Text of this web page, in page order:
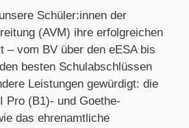
Schüler:innen der
(AVM) ihre erfolgreichen
– vom BV über den eESA bis
besten Schulabschlüssen
Leistungen gewürdigt: die
Pro (B1)- und Goethe-
das ehrenamtliche